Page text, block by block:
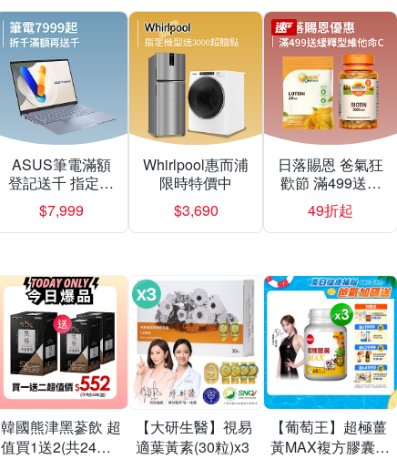
ASUS筆電滿額
登記送千 指定再
送三麗鷗
$7,999
Whirlpool惠而浦
限時特價中
$3,690
日落賜恩 爸氣狂
歡節 滿499送緩
釋型C
49折起
韓國熊津黑蔘飲 超
值買1送2(共24入
【大研生醫】視易
適葉黃素(30粒)x3
【葡萄王】超極薑
黃MAX複方膠囊